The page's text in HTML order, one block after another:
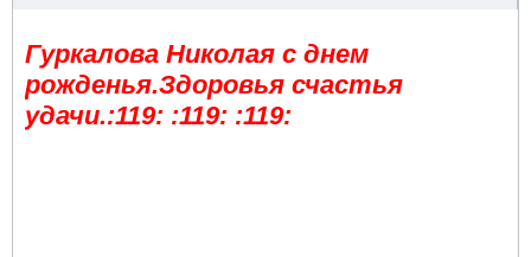
Гуркалова Николая с днем
рожденья.Здоровья счастья
удачи.:119: :119: :119: